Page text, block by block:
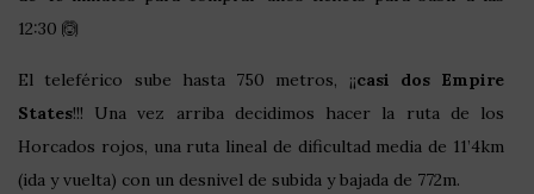
12:30 🙆
El teleférico sube hasta 750 metros, ¡¡casi dos Empire
States!!! Una vez arriba decidimos hacer la ruta de los
Horcados rojos, una ruta lineal de dificultad media de 11’4km
(ida y vuelta) con un desnivel de subida y bajada de 772m.